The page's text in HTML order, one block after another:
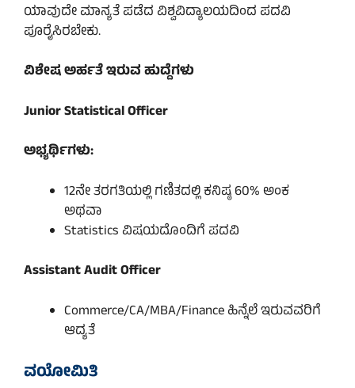
ಯಾವುದೇ ಮಾನ್ಯತೆ ಪಡೆದ ವಿಶ್ವವಿದ್ಯಾಲಯದಿಂದ ಪದವಿ
ಪೂರೈಸಿರಬೇಕು.
ವಿಶೇಷ ಅರ್ಹತೆ ಇರುವ ಹುದ್ದೆಗಳು
Junior Statistical Officer
ಅಭ್ಯರ್ಥಿಗಳು:
12ನೇ ತರಗತಿಯಲ್ಲಿ ಗಣಿತದಲ್ಲಿ ಕನಿಷ್ಠ 60% ಅಂಕ
ಅಥವಾ
Statistics ವಿಷಯದೊಂದಿಗೆ ಪದವಿ
Assistant Audit Officer
Commerce/CA/MBA/Finance ಹಿನ್ನೆಲೆ ಇರುವವರಿಗೆ
ಆದ್ಯತೆ
ವಯೋಮಿತಿ